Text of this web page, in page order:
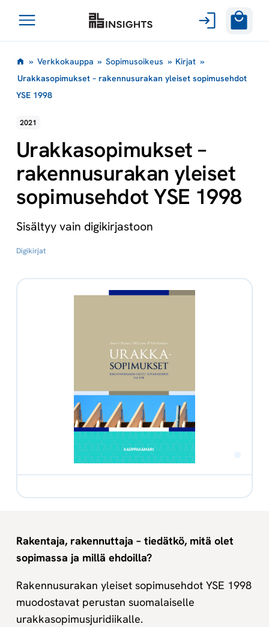
sisältöön
Avaa
» Verkkokauppa » Sopimusoikeus » Kirjat »
Urakkasopimukset – rakennusurakan yleiset sopimusehdot
YSE 1998
2021
Urakkasopimukset –
rakennusurakan yleiset
sopimusehdot YSE 1998
Sisältyy vain digikirjastoon
Digikirjat
Rakentaja, rakennuttaja – tiedätkö, mitä olet
sopimassa ja millä ehdoilla?
Rakennusurakan yleiset sopimusehdot YSE 1998
muodostavat perustan suomalaiselle
urakkasopimusjuridiikalle.